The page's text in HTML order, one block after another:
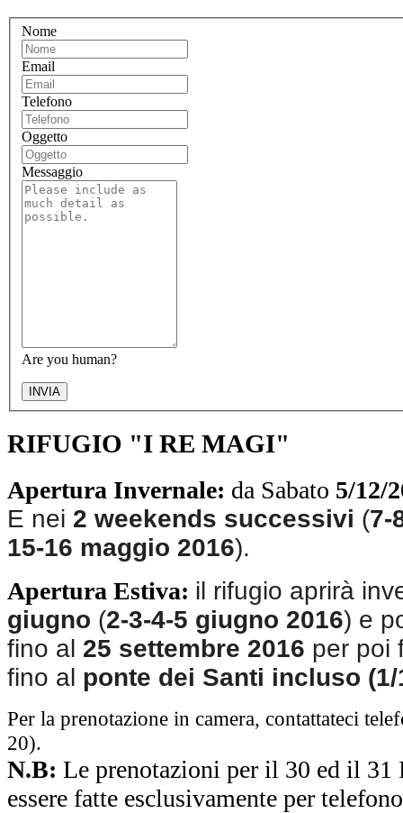
Nome
Email
Telefono
Oggetto
Messaggio
Are you human?
INVIA
RIFUGIO "I RE MAGI"
Apertura Invernale: da Sabato 5/12/
E nei 2 weekends successivi (7-
15-16 maggio 2016).
Apertura Estiva: il rifugio aprirà
giugno (2-3-4-5 giugno 2016) e
fino al 25 settembre 2016 per poi
fino al ponte dei Santi incluso (1/
Per la prenotazione in camera, contattateci
20).
N.B: Le prenotazioni per il 30 ed il
essere fatte esclusivamente per